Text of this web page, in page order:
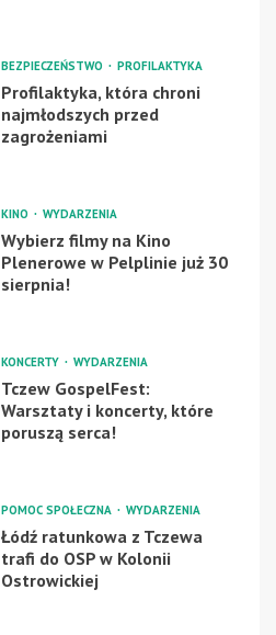
BEZPIECZEŃSTWO PROFILAKTYKA
Profilaktyka, która chroni
najmłodszych przed
zagrożeniami
KINO WYDARZENIA
Wybierz filmy na Kino
Plenerowe w Pelplinie już 30
sierpnia!
KONCERTY WYDARZENIA
Tczew GospelFest:
Warsztaty i koncerty, które
poruszą serca!
POMOC SPOŁECZNA WYDARZENIA
Łódź ratunkowa z Tczewa
trafi do OSP w Kolonii
Ostrowickiej